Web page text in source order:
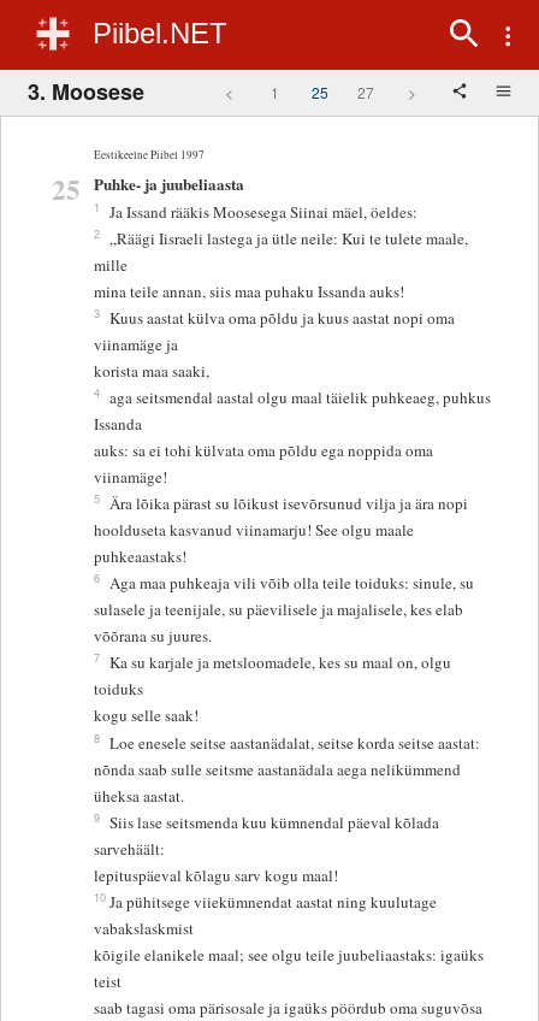
Piibel.NET
3. Moosese < 1 25 27 >
Eestikeelne Piibel 1997
25 Puhke- ja juubeliaasta
1 Ja Issand rääkis Moosesega Siinai mäel, öeldes:
2 „Räägi Iisraeli lastega ja ütle neile: Kui te tulete maale,
mille
mina teile annan, siis maa puhaku Issanda auks!
3 Kuus aastat külva oma põldu ja kuus aastat nopi oma
viinamäge ja
korista maa saaki,
4 aga seitsmendal aastal olgu maal täielik puhkeaeg, puhkus
Issanda
auks: sa ei tohi külvata oma põldu ega noppida oma
viinamäge!
5 Ära lõika pärast su lõikust isevõrsunud vilja ja ära nopi
hoolduseta kasvanud viinamarju! See olgu maale
puhkeaastaks!
6 Aga maa puhkeaja vili võib olla teile toiduks: sinule, su
sulasele ja teenijale, su päevilisele ja majalisele, kes elab
võõrana su juures.
7 Ka su karjale ja metsloomadele, kes su maal on, olgu
toiduks
kogu selle saak!
8 Loe enesele seitse aastanädalat, seitse korda seitse aastat:
nõnda saab sulle seitsme aastanädala aega nelikümmend
üheksa aastat.
9 Siis lase seitsmenda kuu kümnendal päeval kõlada
sarvehäält:
lepituspäeval kõlagu sarv kogu maal!
10 Ja pühitsege viiekümnendat aastat ning kuulutage
vabakslaskmist
kõigile elanikele maal; see olgu teile juubeliaastaks: igaüks
teist
saab tagasi oma pärisosale ja igaüks pöördub oma suguvõsa